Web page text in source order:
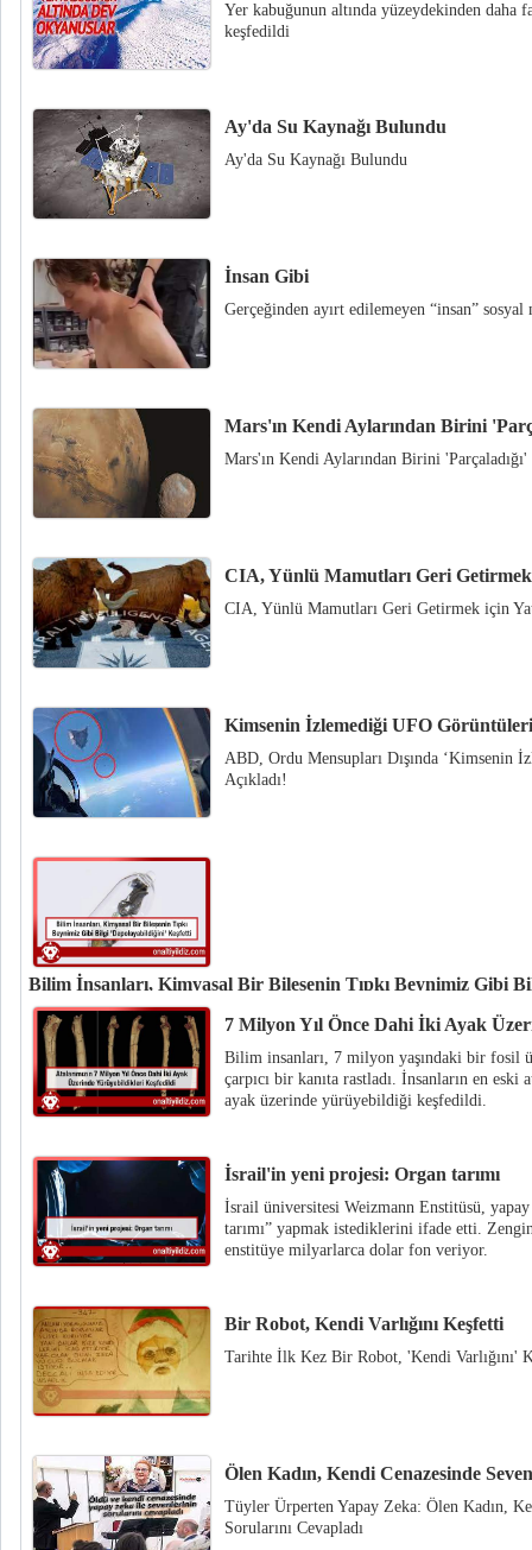
Yer kabuğunun altında yüzeydekinden daha
keşfedildi
Ay'da Su Kaynağı Bulundu
Ay'da Su Kaynağı Bulundu
İnsan Gibi
Gerçeğinden ayırt edilemeyen “insan”
Mars'ın Kendi Aylarından Birini
Mars'ın Kendi Aylarından Birini 'Parçaladığı'
CIA, Yünlü Mamutları Geri Getirmek
CIA, Yünlü Mamutları Geri Getirmek için
Kimsenin İzlemediği UFO
ABD, Ordu Mensupları Dışında ‘Kimsenin
Açıkladı!
Bilim İnsanları, Kimyasal Bir Bileşenin Tıpkı Beynimiz Gibi
Bilim insanları, daha önce hiçbir cansız materyalde görülmemiş olan
yeteneğini bir materyalde keşfetti. Eğer her şey planlandığı gibi giderse
hızlı ve büyük kapasiteli depolama birimlerine sahip olabiliriz.
7 Milyon Yıl Önce Dahi İki Ayak
Bilim insanları, 7 milyon yaşındaki bir fosil
çarpıcı bir kanıta rastladı. İnsanların en eski
ayak üzerinde yürüyebildiği keşfedildi.
İsrail'in yeni projesi: Organ tarımı
İsrail üniversitesi Weizmann Enstitüsü,
tarımı” yapmak istediklerini ifade etti.
enstitüye milyarlarca dolar fon veriyor.
Bir Robot, Kendi Varlığını Keşfetti
Tarihte İlk Kez Bir Robot, 'Kendi Varlığını'
Ölen Kadın, Kendi Cenazesinde
Tüyler Ürperten Yapay Zeka: Ölen Kadın,
Sorularını Cevapladı